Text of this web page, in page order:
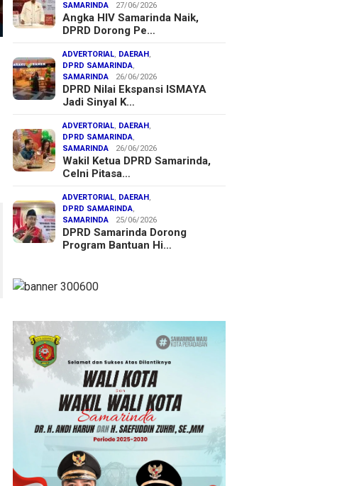
SAMARINDA
27/06/2026
Angka HIV Samarinda Naik,
DPRD Dorong Pe…
ADVERTORIAL, DAERAH ,
DPRD SAMARINDA,
SAMARINDA
26/06/2026
DPRD Nilai Ekspansi ISMAYA
Jadi Sinyal K…
ADVERTORIAL, DAERAH ,
DPRD SAMARINDA,
SAMARINDA
26/06/2026
Wakil Ketua DPRD Samarinda,
Celni Pitasa…
ADVERTORIAL, DAERAH ,
DPRD SAMARINDA,
SAMARINDA
25/06/2026
DPRD Samarinda Dorong
Program Bantuan Hi…